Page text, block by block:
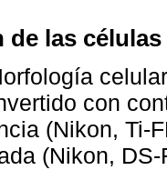
de las
con
(Nikon, Ti-
(Nikon,